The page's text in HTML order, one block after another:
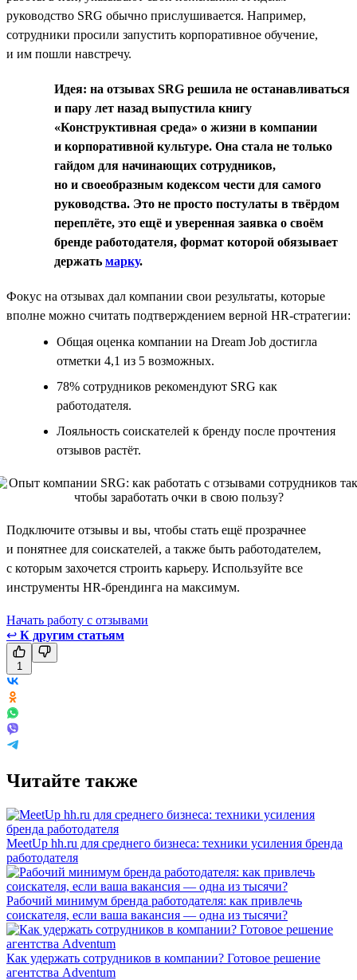
руководство SRG обычно прислушивается. Например,
сотрудники просили запустить корпоративное обучение,
и им пошли навстречу.
Идея: на отзывах SRG решила не останавливаться
и пару лет назад выпустила книгу
«Конструктивная среда» о жизни в компании
и корпоративной культуре. Она стала не только
гайдом для начинающих сотрудников,
но и своеобразным кодексом чести для самого
руководства. Это не просто постулаты в твёрдом
переплёте, это ещё и уверенная заявка о своём
бренде работодателя, формат которой обязывает
держать марку.
Фокус на отзывах дал компании свои результаты, которые
вполне можно считать подтверждением верной HR-стратегии:
Общая оценка компании на Dream Job достигла
отметки 4,1 из 5 возможных.
78% сотрудников рекомендуют SRG как
работодателя.
Лояльность соискателей к бренду после прочтения
отзывов растёт.
Подключите отзывы и вы, чтобы стать ещё прозрачнее
и понятнее для соискателей, а также быть работодателем,
с которым захочется строить карьеру. Используйте все
инструменты HR-брендинга на максимум.
Начать работу с отзывами
↩ К другим статьям
1
Читайте также
MeetUp hh.ru для среднего бизнеса: техники усиления бренда
работодателя
Рабочий минимум бренда работодателя: как привлечь
соискателя, если ваша вакансия — одна из тысячи?
Как удержать сотрудников в компании? Готовое решение
агентства Adventum